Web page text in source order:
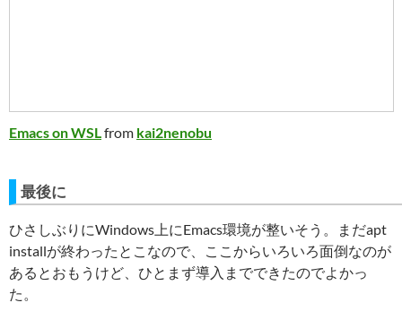
Emacs on WSLfrom kai2nenobu
最後に
ひさしぶりにWindows上にEmacs環境が整いそう。まだapt
installが終わったとこなので、ここからいろいろ面倒なのが
あるとおもうけど、ひとまず導入までできたのでよかっ
た。